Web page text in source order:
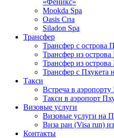
«Феникс»
Mookda Spa
Oasis Спа
Siladon Spa
Трансфер
Трансфер с острова
Трансфер из
Трансфер из
Трансфер с Пхукета
Такси
Встреча в аэропорту
Такси в аэропорт
Визовые услуги
Визовые услуги на
Виза ран (Visa run)
Контакты